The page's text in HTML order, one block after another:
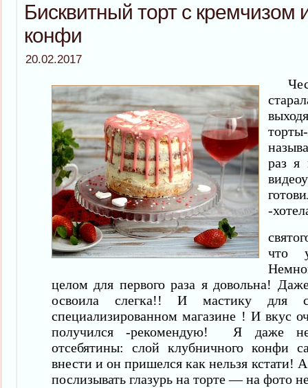
Бисквитный торт с кремчизом
конфи
20.02.2017
раз я
-
что
целом для первого раза я довольна!
освоила слегка!! И мастику для
специализированном магазине ! И вкус
получился -рекомендую! Я даже
отсебятины: слой клубничного конфи
внести и он пришелся как нельзя кстати!
послизывать глазурь на торте — на фото